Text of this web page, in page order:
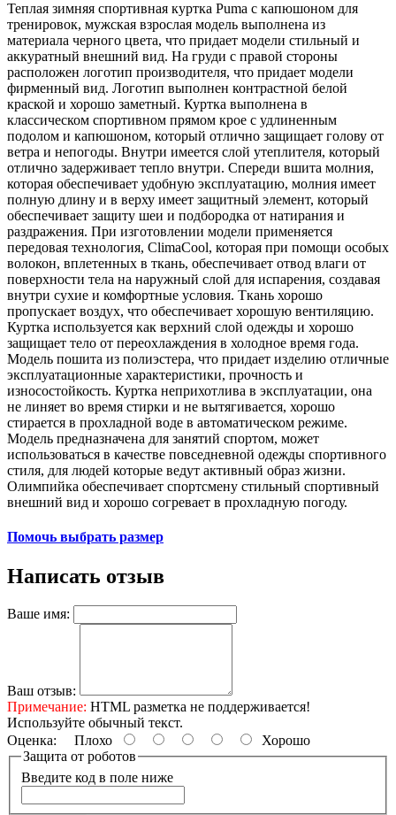
Теплая зимняя спортивная куртка Puma с капюшоном для
тренировок, мужская взрослая модель выполнена из
материала черного цвета, что придает модели стильный и
аккуратный внешний вид. На груди с правой стороны
расположен логотип производителя, что придает модели
фирменный вид. Логотип выполнен контрастной белой
краской и хорошо заметный. Куртка выполнена в
классическом спортивном прямом крое с удлиненным
подолом и капюшоном, который отлично защищает голову от
ветра и непогоды. Внутри имеется слой утеплителя, который
отлично задерживает тепло внутри. Спереди вшита молния,
которая обеспечивает удобную эксплуатацию, молния имеет
полную длину и в верху имеет защитный элемент, который
обеспечивает защиту шеи и подбородка от натирания и
раздражения. При изготовлении модели применяется
передовая технология, ClimaCool, которая при помощи особых
волокон, вплетенных в ткань, обеспечивает отвод влаги от
поверхности тела на наружный слой для испарения, создавая
внутри сухие и комфортные условия. Ткань хорошо
пропускает воздух, что обеспечивает хорошую вентиляцию.
Куртка используется как верхний слой одежды и хорошо
защищает тело от переохлаждения в холодное время года.
Модель пошита из полиэстера, что придает изделию отличные
эксплуатационные характеристики, прочность и
износостойкость. Куртка неприхотлива в эксплуатации, она
не линяет во время стирки и не вытягивается, хорошо
стирается в прохладной воде в автоматическом режиме.
Модель предназначена для занятий спортом, может
использоваться в качестве повседневной одежды спортивного
стиля, для людей которые ведут активный образ жизни.
Олимпийка обеспечивает спортсмену стильный спортивный
внешний вид и хорошо согревает в прохладную погоду.
Помочь выбрать размер
Написать отзыв
Ваше имя:
Ваш отзыв:
Примечание: HTML разметка не поддерживается!
Используйте обычный текст.
Оценка: Плохо
Хорошо
Защита от роботов
Введите код в поле ниже